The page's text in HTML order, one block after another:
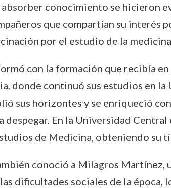
conocimiento se hicieron
que compartían su interés
por el estudio de la
con la formación que recibía
donde continuó sus estudios en
sus horizontes y se enriqueció
despegar. En la Universidad
de Medicina, obteniendo su
conoció a Milagros Martínez,
dificultades sociales de la